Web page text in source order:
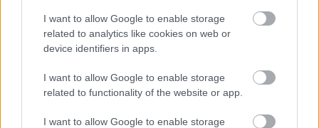
I want to allow Google to enable storage
related to analytics like cookies on web or
device identifiers in apps.
I want to allow Google to enable storage
related to functionality of the website or app.
I want to allow Google to enable storage
Paris Saint-Germainvs
Felkészülési szezon 4. mérkőzés
2026-08-08 17:00